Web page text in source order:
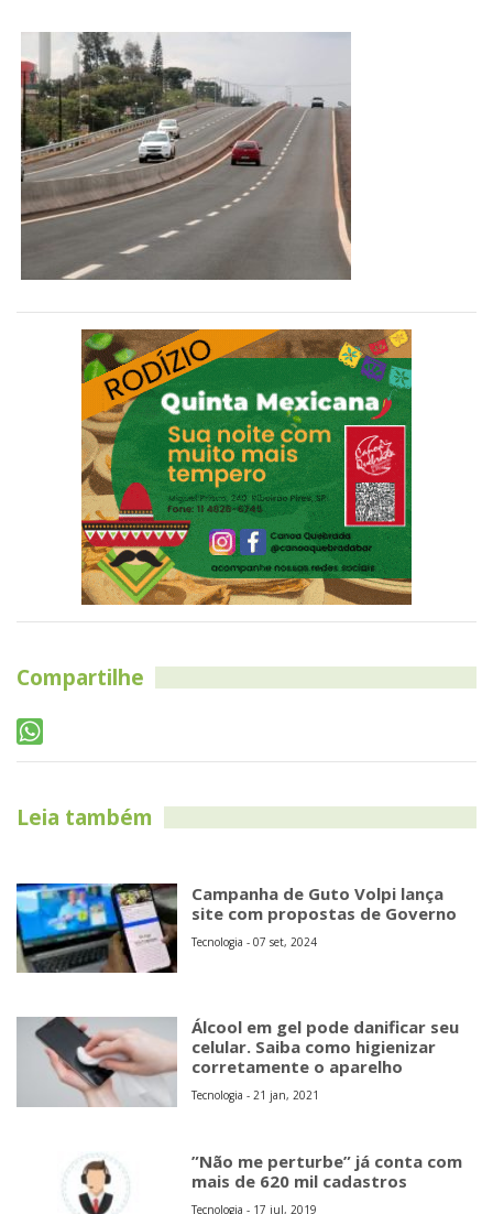
Compartilhe
Leia também
Campanha de Guto Volpi lança
site com propostas de Governo
Tecnologia - 07 set, 2024
Álcool em gel pode danificar seu
celular. Saiba como higienizar
corretamente o aparelho
Tecnologia - 21 jan, 2021
”Não me perturbe” já conta com
mais de 620 mil cadastros
Tecnologia - 17 jul, 2019